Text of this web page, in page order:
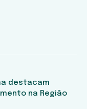
destacam
na Região